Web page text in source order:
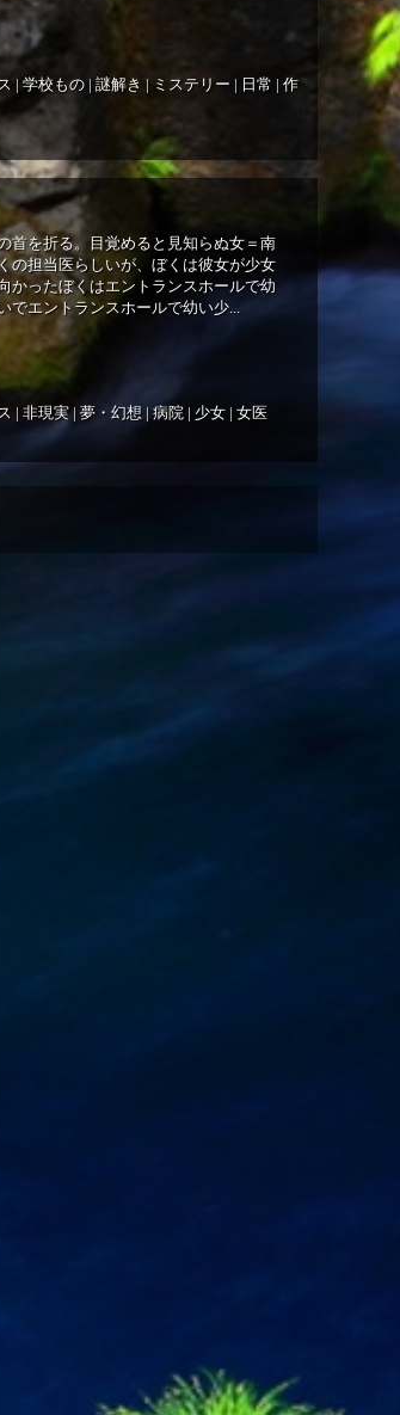
| 学校もの | 謎解き | ミステリー | 日常 | 作
首を折る。目覚めると見知らぬ女＝南
の担当医らしいが、ぼくは彼女が少女
かったぼくはエントランスホールで幼
エントランスホールで幼い少...
| 非現実| 夢・幻想 | 病院 | 少女 | 女医